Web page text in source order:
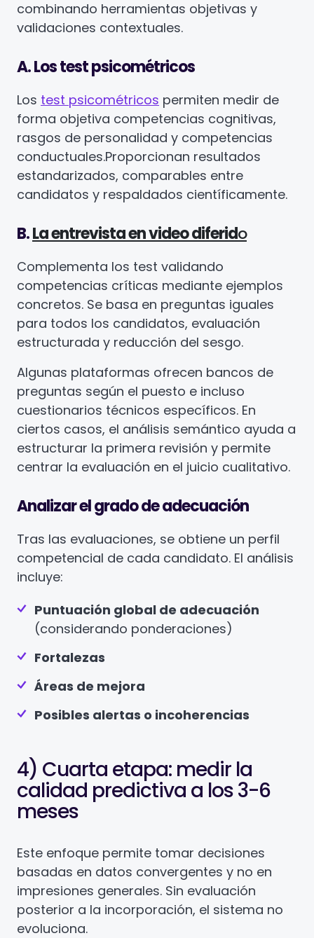
combinando herramientas objetivas y
validaciones contextuales.
A. Los test psicométricos
Los test psicométricos permiten medir de
forma objetiva competencias cognitivas,
rasgos de personalidad y competencias
conductuales.Proporcionan resultados
estandarizados, comparables entre
candidatos y respaldados científicamente.
B.La entrevista en video diferido
Complementa los test validando
competencias críticas mediante ejemplos
concretos. Se basa en preguntas iguales
para todos los candidatos, evaluación
estructurada y reducción del sesgo.
Algunas plataformas ofrecen bancos de
preguntas según el puesto e incluso
cuestionarios técnicos específicos. En
ciertos casos, el análisis semántico ayuda a
estructurar la primera revisión y permite
centrar la evaluación en el juicio cualitativo.
Analizar el grado de adecuación
Tras las evaluaciones, se obtiene un perfil
competencial de cada candidato. El análisis
incluye:
Puntuación global de adecuación
(considerando ponderaciones)
Fortalezas
Áreas de mejora
Posibles alertas o incoherencias
4) Cuarta etapa: medir la
calidad predictiva a los 3-6
meses
Este enfoque permite tomar decisiones
basadas en datos convergentes y no en
impresiones generales. Sin evaluación
posterior a la incorporación, el sistema no
evoluciona.